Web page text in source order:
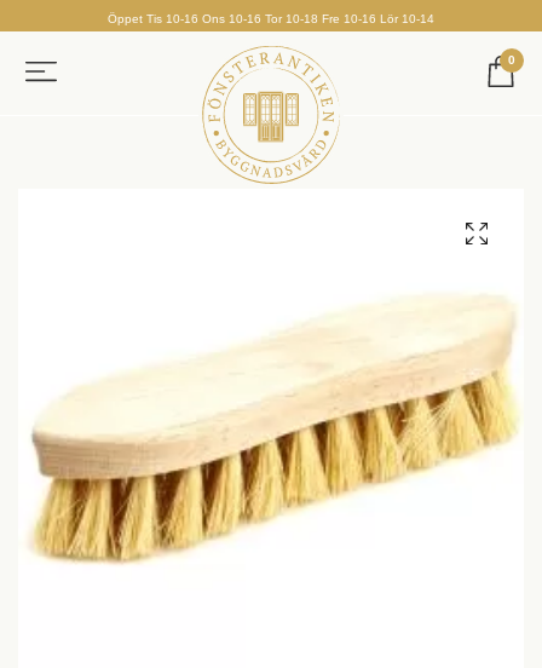
Öppet Tis 10-16 Ons 10-16 Tor 10-18 Fre 10-16 Lör 10-14
0